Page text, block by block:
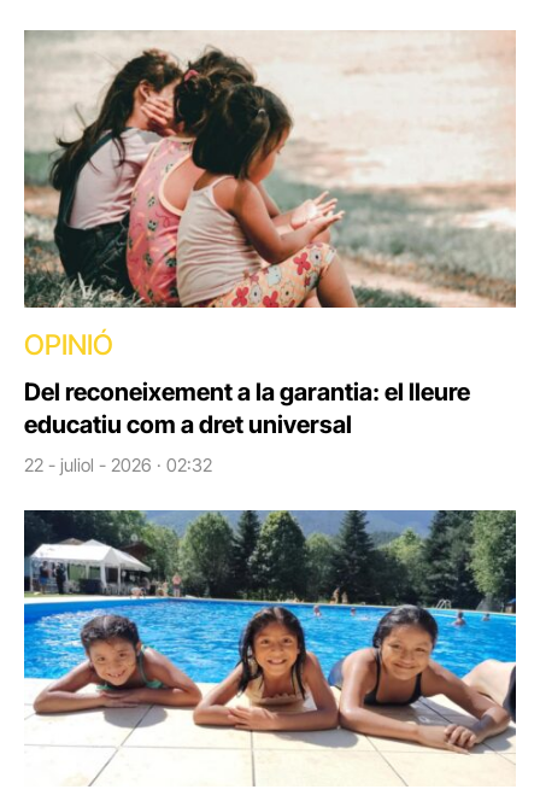
OPINIÓ
Del reconeixement a la garantia: el lleure
educatiu com a dret universal
22 - juliol - 2026 · 02:32